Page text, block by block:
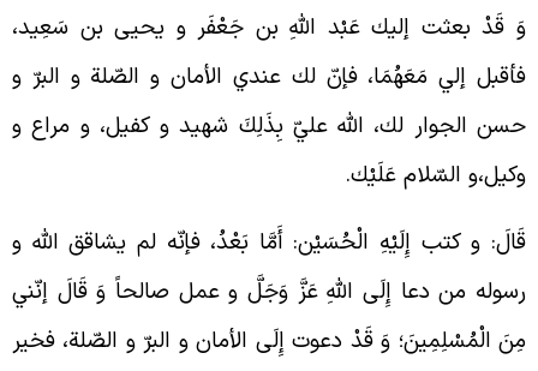
قَدْ بعثت إليك عَبْد اللَّهِ بن جَعْفَر و يحيى بن سَعِيد،
إلي مَعَهُمَا، فإنّ لك عندي الأمان و الصّلة و البرّ و
الجوار لك، اللَّه عليّ بِذَلِكَ شهيد و كفيل، و مراع و
السّلام عَلَيْك.
و كتب إِلَيْهِ الْحُسَيْن: أَمَّا بَعْدُ، فإنّه لم يشاقق اللَّه و
من دعا إِلَى اللَّهِ عَزَّ وَجَلَّ و عمل صالحاً وَ قَالَ إنّني
الْمُسْلِمِينَ؛ وَ قَدْ دعوت إِلَى الأمان و البرّ و الصّلة، فخير